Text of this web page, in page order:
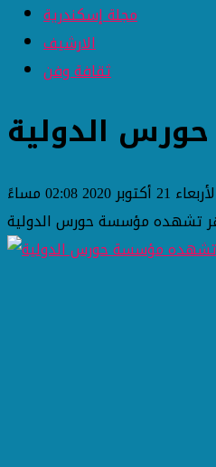
مجلة إسكندرية
الارشيف
ثقافة وفن
الدولية
21 أكتوبر 2020 02:08 مساءً
تشهده مؤسسة حورس الدولية